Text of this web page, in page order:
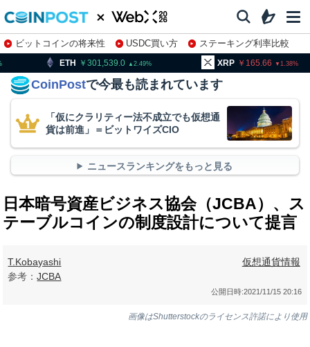
ビットコインの将来性 USDC買い方
ステーキング利率比較
株特集・関連銘柄
301,539.0 2.49 XRP 1.38 BNB
CoinPostで今最も読まれています
「仮にクラリティー法不成立でも仮想通
貨は前進」＝ビットワイズCIO
ニュースランキングをもっと見る
日本暗号資産ビジネス協会（JCBA）、ス
テーブルコインの制度設計について提言
T.Kobayashi
参考：JCBA
仮想通貨情報
公開日時:2021/11/15 20:16
画像はShutterstockのライセンス許諾により使用